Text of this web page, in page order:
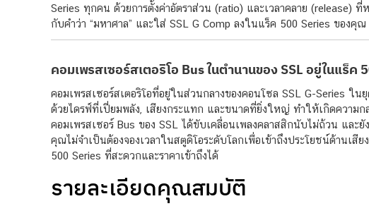
Series ทุกคน ด้วยการตั้งค่าอัตราส่วน (ratio) และเวลาคลาย
กับคำว่า “มหาศาล” และใส่ SSL G Comp ลงในแร็ค 500 Series ของคุณ
คอมเพรสเซอร์สเตอริโอ Bus ในตำนานของ SSL อยู่ในแร็
คอมเพรสเซอร์สเตอริโอที่อยู่ในส่วนกลางของคอนโซล SSL G-Series ใ
ด้วยไดรฟ์ที่เปี่ยมพลัง, เสียงกระแทก และขนาดที่ยิ่งใหญ่ ทำให้เกิดความ
คอมเพรสเซอร์ Bus ของ SSL ได้ขับเคลื่อนเพลงคลาสสิกนับไม่ถ้วน และ
คุณไม่จำเป็นต้องจองเวลาในสตูดิโอระดับโลกเพื่อเข้าถึงประโยชน์ด้าน
500 Series ที่สะดวกและราคาเข้าถึงได้
รายละเอียดคุณสมบัติ